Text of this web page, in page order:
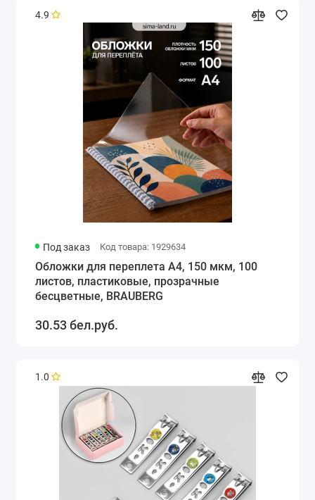
4.9
Под заказ Код товара: 1929634
Обложки для переплета A4, 150 мкм, 100
листов, пластиковые, прозрачные
бесцветные, BRAUBERG
30.53 бел.руб.
1.0